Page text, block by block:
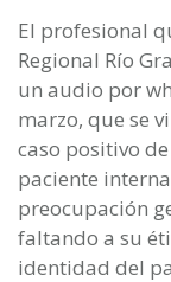
El profesional
Regional Río
un audio por
marzo, que se
caso positivo
paciente
preocupación
faltando a su
identidad del